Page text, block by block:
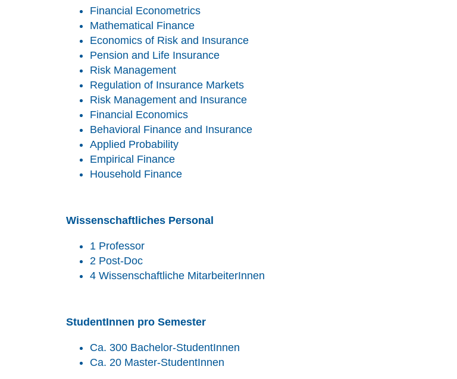
Financial Econometrics
Mathematical Finance
Economics of Risk and Insurance
Pension and Life Insurance
Risk Management
Regulation of Insurance Markets
Risk Management and Insurance
Financial Economics
Behavioral Finance and Insurance
Applied Probability
Empirical Finance
Household Finance
Wissenschaftliches Personal
1 Professor
2 Post-Doc
4 Wissenschaftliche MitarbeiterInnen
StudentInnen pro Semester
Ca. 300 Bachelor-StudentInnen
Ca. 20 Master-StudentInnen